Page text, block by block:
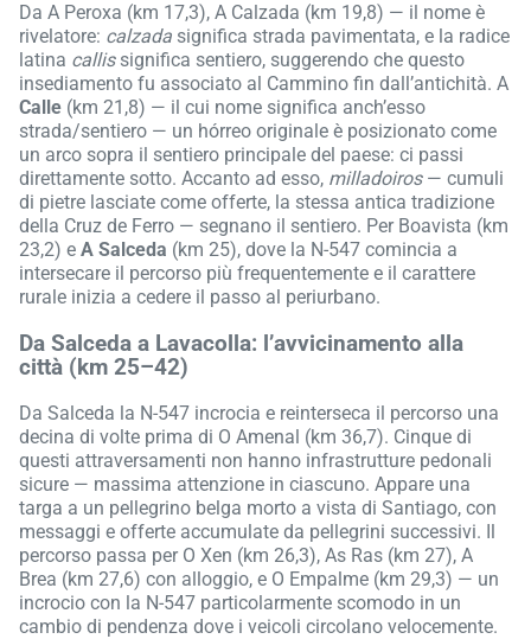
Da A Peroxa (km 17,3), A Calzada (km 19,8) — il nome è
rivelatore: calzada significa strada pavimentata, e la radice
latina callissignifica sentiero, suggerendo che questo
insediamento fu associato al Cammino fin dall’antichità. A
Calle (km 21,8) — il cui nome significa anch’esso
strada/sentiero — un hórreo originale è posizionato come
un arco sopra il sentiero principale del paese: ci passi
direttamente sotto. Accanto ad esso, milladoiros— cumuli
di pietre lasciate come offerte, la stessa antica tradizione
della Cruz de Ferro — segnano il sentiero. Per Boavista (km
23,2) e A Salceda (km 25), dove la N-547 comincia a
intersecare il percorso più frequentemente e il carattere
rurale inizia a cedere il passo al periurbano.
Da Salceda a Lavacolla: l’avvicinamento alla
città (km 25–42)
Da Salceda la N-547 incrocia e reinterseca il percorso una
decina di volte prima di O Amenal (km 36,7). Cinque di
questi attraversamenti non hanno infrastrutture pedonali
sicure — massima attenzione in ciascuno. Appare una
targa a un pellegrino belga morto a vista di Santiago, con
messaggi e offerte accumulate da pellegrini successivi. Il
percorso passa per O Xen (km 26,3), As Ras (km 27), A
Brea (km 27,6) con alloggio, e O Empalme (km 29,3) — un
incrocio con la N-547 particolarmente scomodo in un
cambio di pendenza dove i veicoli circolano velocemente.